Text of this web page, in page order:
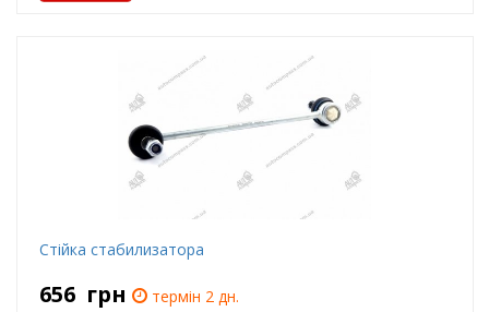
Стійка стабилизатора
656 грн
термін 2 дн.